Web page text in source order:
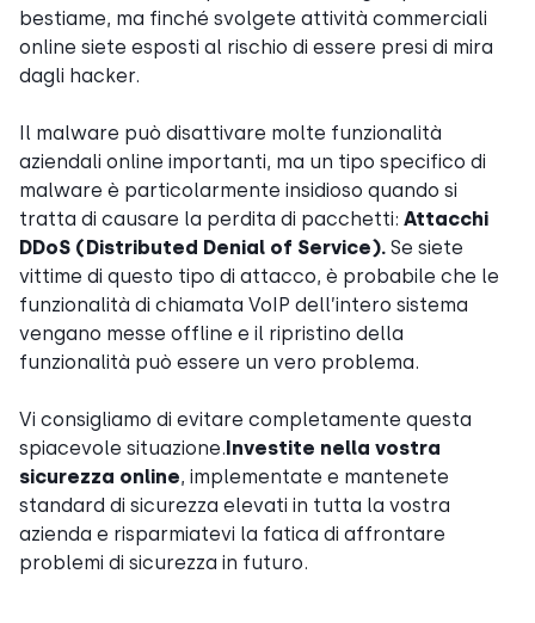
bestiame, ma finché svolgete attività commerciali
online siete esposti al rischio di essere presi di mira
dagli hacker.
Il malware può disattivare molte funzionalità
aziendali online importanti, ma un tipo specifico di
malware è particolarmente insidioso quando si
tratta di causare la perdita di pacchetti: Attacchi
DDoS (Distributed Denial of Service). Se siete
vittime di questo tipo di attacco, è probabile che le
funzionalità di chiamata VoIP dell’intero sistema
vengano messe offline e il ripristino della
funzionalità può essere un vero problema.
Vi consigliamo di evitare completamente questa
spiacevole situazione.Investite nella vostra
sicurezza online, implementate e mantenete
standard di sicurezza elevati in tutta la vostra
azienda e risparmiatevi la fatica di affrontare
problemi di sicurezza in futuro.